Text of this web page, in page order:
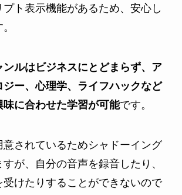
プト表示機能があるため、安心し
ンルはビジネスにとどまらず、ア
ジー、心理学、ライフハックなど
に合わせた学習が可能です。
意されているためシャドーイング
が、自分の音声を録音したり、
けたりすることができないので